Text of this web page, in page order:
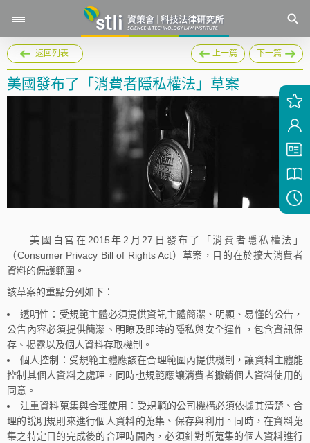
返回列表 上一篇 下一篇
美國發布了「消費者隱私權法」草案
美國白宮在2015年2月27日發布了「消費者隱私權法」
（Consumer Privacy Bill of Rights Act）草案，目的在於擴大消費者
資料的保護範圍。
該草案的重點分列如下：
透明性：受規範主體必須提供資訊主體簡潔、明顯、易懂的公告，
公告內容必須提供簡潔、明瞭及即時的隱私與安全運作，包含資訊保
存、揭露以及個人資料存取機制。
個人控制：受規範主體應該在合理範圍內提供機制，讓資料主體能
控制其個人資料之處理，同時也規範應讓消費者撤銷個人資料使用的
同意。
注重資料蒐集與合理使用：受規範的公司機構必須依據其清楚、合
理的說明規則來進行個人資料的蒐集、保存與利用。同時，在資料蒐
集之特定目的完成後的合理時間內，必須針對所蒐集的個人資料進行